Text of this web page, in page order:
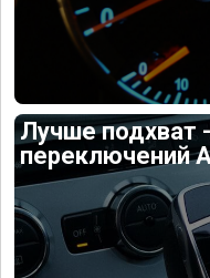
Лучше подхват
переключений